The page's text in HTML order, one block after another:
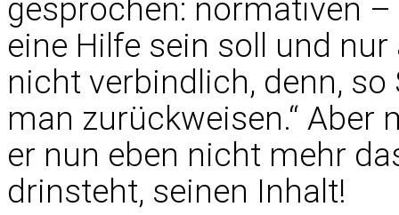
gesprochen: normativen
eine Hilfe sein soll und
nicht verbindlich, denn, so
man zurückweisen.“
er nun eben nicht mehr
drinsteht, seinen Inhalt!